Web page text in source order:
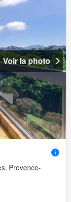
Voir la photo
Provence-